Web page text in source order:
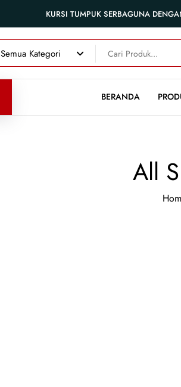
KURSI TUMPUK SERBAGUNA
Semua Kategori
BERANDA
All